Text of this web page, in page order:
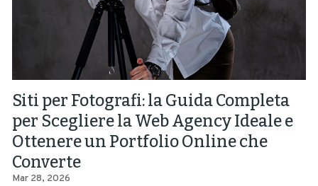
Siti per Fotografi: la Guida Completa
per Scegliere la Web Agency Ideale e
Ottenere un Portfolio Online che
Converte
Mar 28, 2026